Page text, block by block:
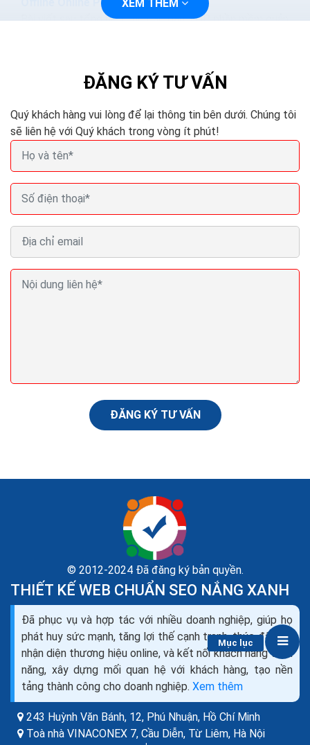
Mục lục
Bài viết sau tổng hợp cho các bạn TOP phần mềm quản
mại...
Danh sách phần mềm quản lý cửa hàng tiện lợi miễn
phí Offline Online
Phần mềm quản lý cửa hàng tiện lợi là một công cụ hữu
ích giúp cho các doanh nghiệp quản lý và kiểm soát
hoạt động kinh doanh một cách hiệu quả và...
XEM THÊM
ĐĂNG KÝ TƯ VẤN
Quý khách hàng vui lòng để lại thông tin bên dưới. Chúng tôi
sẽ liên hệ với Quý khách trong vòng ít phút!
ĐĂNG KÝ TƯ VẤN
© 2012-2024 Đã đăng ký bản quyền.
THIẾT KẾ WEB CHUẨN SEO NẮNG XANH
Đã phục vụ và hợp tác với nhiều doanh nghiệp, giúp họ
phát huy sức mạnh, tăng lợi thế cạnh tranh, thúc đẩy độ
nhận diện thương hiệu online, và kết nối khách hàng tiềm
năng, xây dựng mối quan hệ với khách hàng, tạo nền
tảng thành công cho doanh nghiệp. Xem thêm
243 Huỳnh Văn Bánh, 12, Phú Nhuận, Hồ Chí Minh
Toà nhà VINACONEX 7, Cầu Diễn, Từ Liêm, Hà Nội